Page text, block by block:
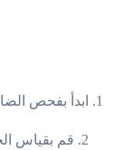
1. ابدأ بفحص الضاغط بصريًا بحثًا عن أي علامات تلف أو تسرب.
2. قم بقياس